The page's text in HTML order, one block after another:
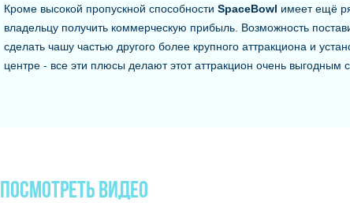
Кроме высокой пропускной способности SpaceBowl имеет ещё
владельцу получить коммерческую прибыль. Возможность
сделать чашу частью другого более крупного аттракциона и
центре - все эти плюсы делают этот аттракцион очень выгодным
Посмотреть видео